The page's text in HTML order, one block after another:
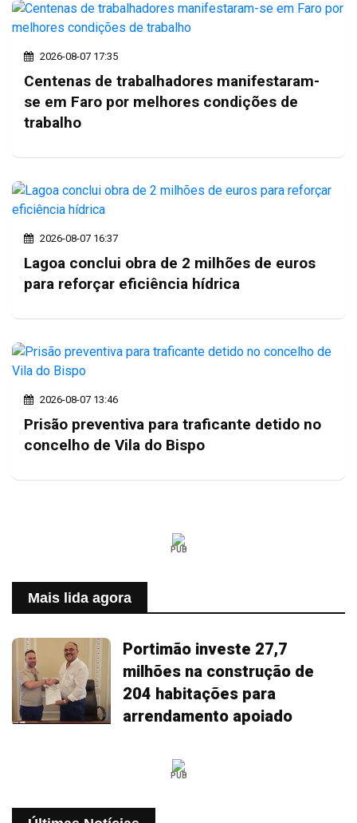
2026-08-07 17:35
Centenas de trabalhadores manifestaram-
se em Faro por melhores condições de
trabalho
2026-08-07 16:37
Lagoa conclui obra de 2 milhões de euros
para reforçar eficiência hídrica
2026-08-07 13:46
Prisão preventiva para traficante detido no
concelho de Vila do Bispo
PUB
Mais lida agora
Portimão investe 27,7
milhões na construção de
204 habitações para
arrendamento apoiado
PUB